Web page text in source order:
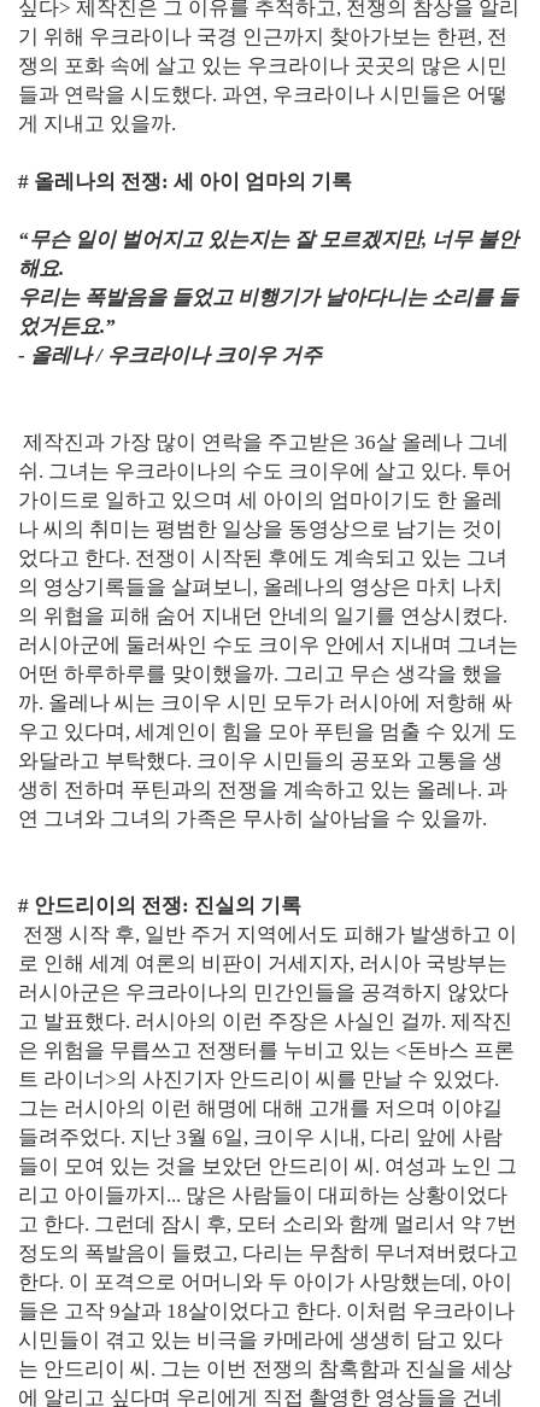
싶다> 제작진은 그 이유를 추적하고, 전쟁의 참상을 알리
기 위해 우크라이나 국경 인근까지 찾아가보는 한편, 전
쟁의 포화 속에 살고 있는 우크라이나 곳곳의 많은 시민
들과 연락을 시도했다. 과연, 우크라이나 시민들은 어떻
게 지내고 있을까.
# 올레나의 전쟁: 세 아이 엄마의 기록
“무슨 일이 벌어지고 있는지는 잘 모르겠지만, 너무 불안
해요.
우리는 폭발음을 들었고 비행기가 날아다니는 소리를 들
었거든요.”
- 올레나 / 우크라이나 크이우 거주
제작진과 가장 많이 연락을 주고받은 36살 올레나 그네
쉬. 그녀는 우크라이나의 수도 크이우에 살고 있다. 투어
가이드로 일하고 있으며 세 아이의 엄마이기도 한 올레
나 씨의 취미는 평범한 일상을 동영상으로 남기는 것이
었다고 한다. 전쟁이 시작된 후에도 계속되고 있는 그녀
의 영상기록들을 살펴보니, 올레나의 영상은 마치 나치
의 위협을 피해 숨어 지내던 안네의 일기를 연상시켰다.
러시아군에 둘러싸인 수도 크이우 안에서 지내며 그녀는
어떤 하루하루를 맞이했을까. 그리고 무슨 생각을 했을
까. 올레나 씨는 크이우 시민 모두가 러시아에 저항해 싸
우고 있다며, 세계인이 힘을 모아 푸틴을 멈출 수 있게 도
와달라고 부탁했다. 크이우 시민들의 공포와 고통을 생
생히 전하며 푸틴과의 전쟁을 계속하고 있는 올레나. 과
연 그녀와 그녀의 가족은 무사히 살아남을 수 있을까.
# 안드리이의 전쟁: 진실의 기록
전쟁 시작 후, 일반 주거 지역에서도 피해가 발생하고 이
로 인해 세계 여론의 비판이 거세지자, 러시아 국방부는
러시아군은 우크라이나의 민간인들을 공격하지 않았다
고 발표했다. 러시아의 이런 주장은 사실인 걸까. 제작진
은 위험을 무릅쓰고 전쟁터를 누비고 있는 <돈바스 프론
트 라이너>의 사진기자 안드리이 씨를 만날 수 있었다.
그는 러시아의 이런 해명에 대해 고개를 저으며 이야길
들려주었다. 지난 3월 6일, 크이우 시내, 다리 앞에 사람
들이 모여 있는 것을 보았던 안드리이 씨. 여성과 노인 그
리고 아이들까지... 많은 사람들이 대피하는 상황이었다
고 한다. 그런데 잠시 후, 모터 소리와 함께 멀리서 약 7번
정도의 폭발음이 들렸고, 다리는 무참히 무너져버렸다고
한다. 이 포격으로 어머니와 두 아이가 사망했는데, 아이
들은 고작 9살과 18살이었다고 한다. 이처럼 우크라이나
시민들이 겪고 있는 비극을 카메라에 생생히 담고 있다
는 안드리이 씨. 그는 이번 전쟁의 참혹함과 진실을 세상
에 알리고 싶다며 우리에게 직접 촬영한 영상들을 건네